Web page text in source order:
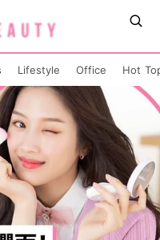
Lifestyle Office Hot